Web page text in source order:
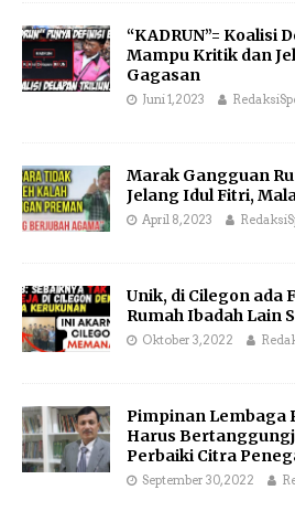
“KADRUN”= Koalisi
Mampu Kritik dan
Gagasan
Juni 1, 2023
Marak Gangguan
Jelang Idul Fitri,
April 8, 2023
Unik, di Cilegon ada
Rumah Ibadah Lain
Oktober 3, 2022
Pimpinan Lembaga
Harus
Perbaiki Citra
September 30, 2022